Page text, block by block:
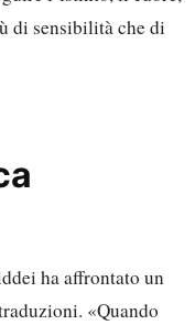
di sensibilità che di
ha affrontato un
«Quando